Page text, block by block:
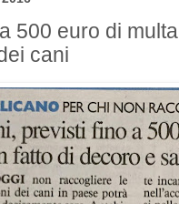
500 euro di
cani